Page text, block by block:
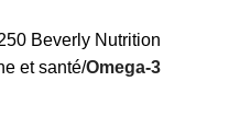
et santé Omega-3